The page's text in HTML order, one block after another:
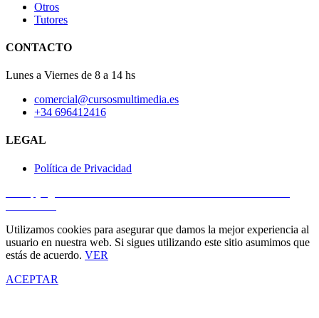
Otros
Tutores
CONTACTO
Lunes a Viernes de 8 a 14 hs
comercial@cursosmultimedia.es
+34 696412416
LEGAL
Política de Privacidad
Utilizamos cookies para asegurar que damos la mejor experiencia al
usuario en nuestra web. Si sigues utilizando este sitio asumimos que
estás de acuerdo. VER
ACEPTAR